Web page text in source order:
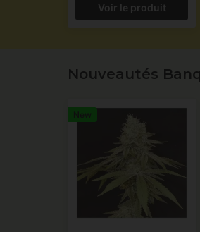
Voir le produit
Nouveautés
New